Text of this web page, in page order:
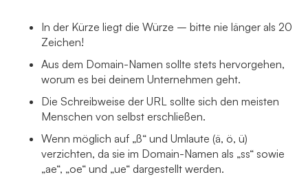
In der Kürze liegt die Würze – bitte nie länger als 20
Zeichen!
Aus dem Domain-Namen sollte stets hervorgehen,
worum es bei deinem Unternehmen geht.
Die Schreibweise der URL sollte sich den meisten
Menschen von selbst erschließen.
Wenn möglich auf „ß“ und Umlaute (ä, ö, ü)
verzichten, da sie im Domain-Namen als „ss“ sowie
„ae“, „oe“ und „ue“ dargestellt werden.